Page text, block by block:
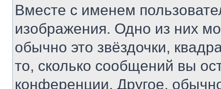
Вместе с именем
изображения. Одно из них
обычно это звёздочки,
то, сколько сообщений вы
конференции. Другое,